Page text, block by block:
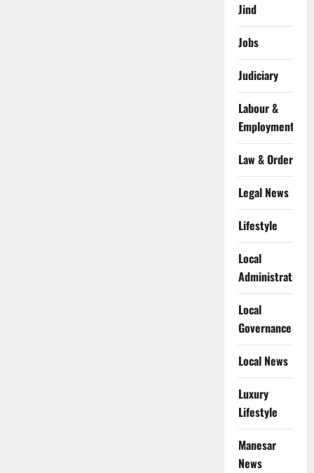
Jind
Jobs
Judiciary
Labour &
Employment
Law & Order
Legal News
Lifestyle
Local
Administration
Local
Governance
Local News
Luxury
Lifestyle
Manesar
News